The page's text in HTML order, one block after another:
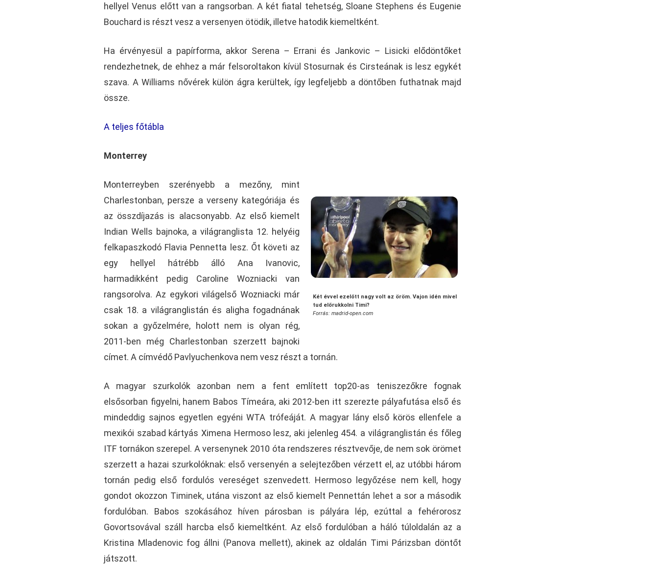
hellyel Venus előtt van a rangsorban. A két fiatal tehetség, Sloane Stephens és Eugenie
Bouchard is részt vesz a versenyen ötödik, illetve hatodik kiemeltként.
Ha érvényesül a papírforma, akkor Serena – Errani és Jankovic – Lisicki elődöntőket
rendezhetnek, de ehhez a már felsoroltakon kívül Stosurnak és Cirsteának is lesz egykét
szava. A Williams nővérek külön ágra kerültek, így legfeljebb a döntőben futhatnak majd
össze.
A teljes főtábla
Monterrey
Két évvel ezelőtt nagy volt az öröm. Vajon idén mivel
tud előrukkolni Timi?
Forrás: madrid-open.com
Monterreyben szerényebb a mezőny, mint
Charlestonban, persze a verseny kategóriája és
az összdíjazás is alacsonyabb. Az első kiemelt
Indian Wells bajnoka, a világranglista 12. helyéig
felkapaszkodó Flavia Pennetta lesz. Őt követi az
egy hellyel hátrébb álló Ana Ivanovic,
harmadikként pedig Caroline Wozniacki van
rangsorolva. Az egykori világelső Wozniacki már
csak 18. a világranglistán és aligha fogadnának
sokan a győzelmére, holott nem is olyan rég,
2011-ben még Charlestonban szerzett bajnoki
címet. A címvédő Pavlyuchenkova nem vesz részt a tornán.
A magyar szurkolók azonban nem a fent említett top20-as teniszezőkre fognak
elsősorban figyelni, hanem Babos Tímeára, aki 2012-ben itt szerezte pályafutása első és
mindeddig sajnos egyetlen egyéni WTA trófeáját. A magyar lány első körös ellenfele a
mexikói szabad kártyás Ximena Hermoso lesz, aki jelenleg 454. a világranglistán és főleg
ITF tornákon szerepel. A versenynek 2010 óta rendszeres résztvevője, de nem sok örömet
szerzett a hazai szurkolóknak: első versenyén a selejtezőben vérzett el, az utóbbi három
tornán pedig első fordulós vereséget szenvedett. Hermoso legyőzése nem kell, hogy
gondot okozzon Timinek, utána viszont az első kiemelt Pennettán lehet a sor a második
fordulóban. Babos szokásához híven párosban is pályára lép, ezúttal a fehérorosz
Govortsovával száll harcba első kiemeltként. Az első fordulóban a háló túloldalán az a
Kristina Mladenovic fog állni (Panova mellett), akinek az oldalán Timi Párizsban döntőt
játszott.